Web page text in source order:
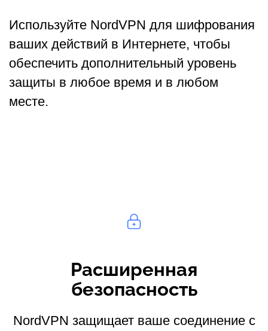
Используйте NordVPN для шифрования
ваших действий в Интернете, чтобы
обеспечить дополнительный уровень
защиты в любое время и в любом
месте.
Расширенная
безопасность
NordVPN защищает ваше соединение с